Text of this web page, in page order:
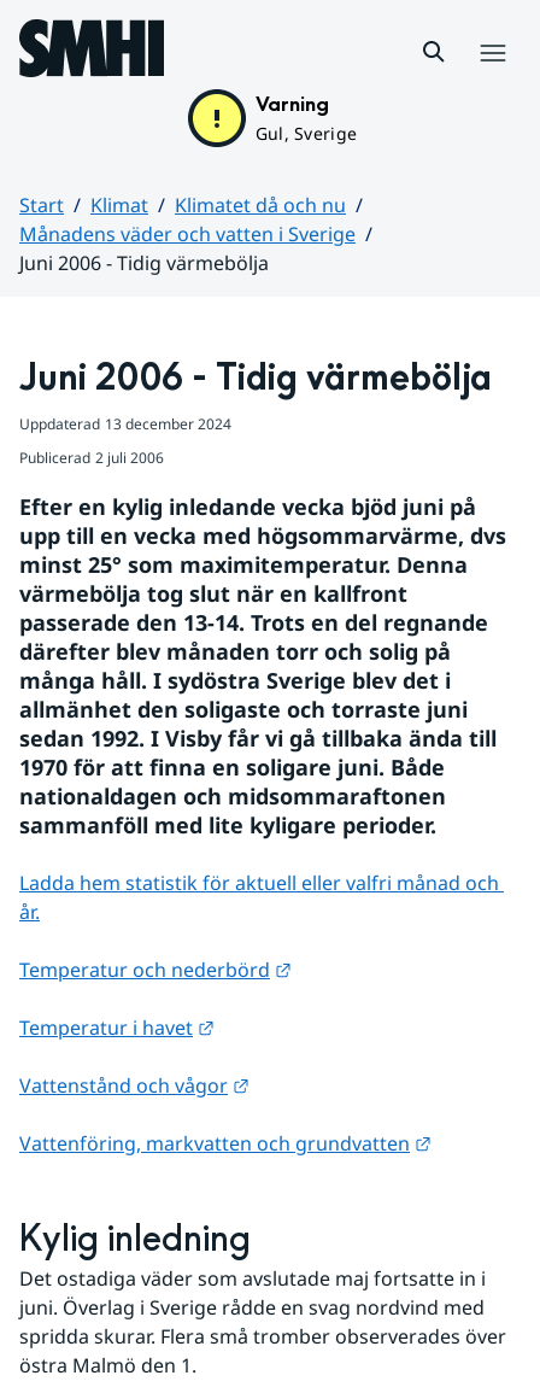
Hoppa till sidans innehåll
Varning
Gul, Sverige
Start Klimat
Klimatet då och nu
Månadens väder och vatten i Sverige
Juni 2006 - Tidig värmebölja
Juni 2006 - Tidig värmebölja
Uppdaterad 13 december 2024
Publicerad 2 juli 2006
Efter en kylig inledande vecka bjöd juni på
upp till en vecka med högsommarvärme, dvs
minst 25° som maximitemperatur. Denna
värmebölja tog slut när en kallfront
passerade den 13-14. Trots en del regnande
därefter blev månaden torr och solig på
många håll. I sydöstra Sverige blev det i
allmänhet den soligaste och torraste juni
sedan 1992. I Visby får vi gå tillbaka ända till
1970 för att finna en soligare juni. Både
nationaldagen och midsommaraftonen
sammanföll med lite kyligare perioder.
Ladda hem statistik för aktuell eller valfri månad och
år.
Temperatur och nederbörd
Temperatur i havet
Vattenstånd och vågor
Vattenföring, markvatten och grundvatten
Kylig inledning
Det ostadiga väder som avslutade maj fortsatte in i
juni. Överlag i Sverige rådde en svag nordvind med
spridda skurar. Flera små tromber observerades över
östra Malmö den 1.